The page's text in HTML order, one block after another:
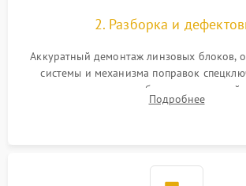
2. Разборка и
Аккуратный демонтаж линзовых блоков,
системы и механизма поправок
внутренних резьбовых соединений,
уплотнительных колец. Поиск причин
Подробнее